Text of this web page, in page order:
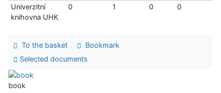
Univerzitní
knihovna UHK
0 1 0 0
To the basket
Bookmark
Selected documents
book